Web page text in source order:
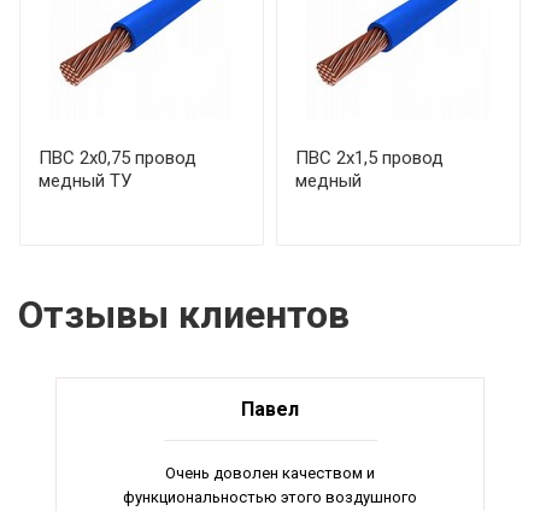
ПВС 2х0,75 провод
медный ТУ
ПВС 2х1,5 провод
медный
Отзывы клиентов
Павел
Очень доволен качеством и
функциональностью этого воздушного